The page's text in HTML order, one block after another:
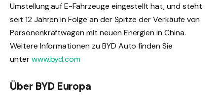
Umstellung auf E-Fahrzeuge eingestellt hat, und steht
seit 12 Jahren in Folge an der Spitze der Verkäufe von
Personenkraftwagen mit neuen Energien in China.
Weitere Informationen zu BYD Auto finden Sie
unterwww.byd.com
Über BYD Europa